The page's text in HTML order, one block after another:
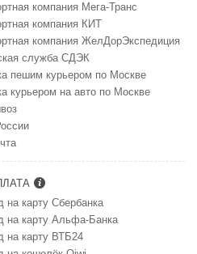
компания Мега-Транс
компания КИТ
компания ЖелДорЭкспедиция
служба СДЭК
пешим курьером по Москве
курьером на авто по Москве
на карту Сбербанка
на карту Альфа-Банка
на карту ВТБ24